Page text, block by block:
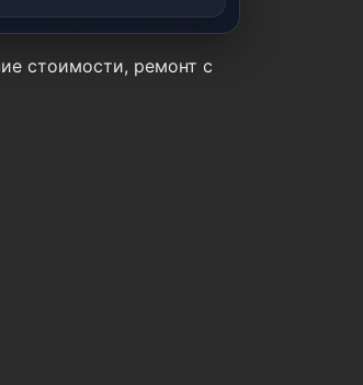
стоимости, ремонт с